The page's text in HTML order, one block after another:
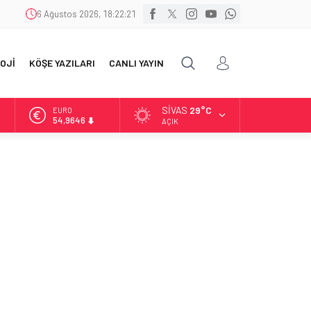
6 Ağustos 2026, 18:22:22
KÖŞE YAZILARI CANLI YAYIN
ALTIN
6.488,95
SIVAS 29°C
AÇIK